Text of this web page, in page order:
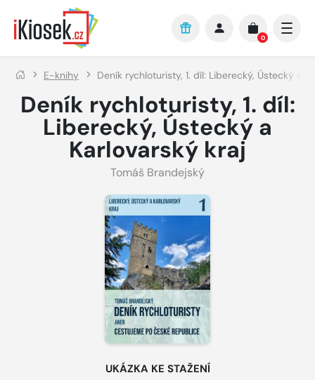
Přejít na hlavní obsah
0
E-knihy Deník rychloturisty, 1. díl: Liberecký, Ústecký a
Deník rychloturisty, 1. díl:
Liberecký, Ústecký a
Karlovarský kraj
Tomáš Brandejský
UKÁZKA KE STAŽENÍ